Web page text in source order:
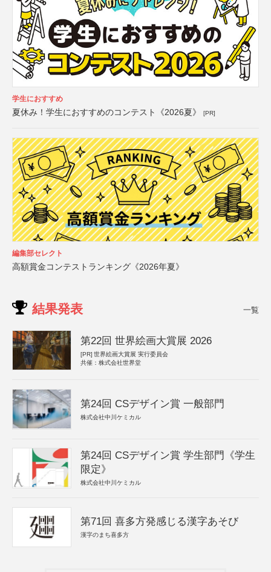
学生におすすめ
夏休み！学生におすすめのコンテスト《2026夏》 [PR]
編集部セレクト
高額賞金コンテストランキング《2026年夏》
結果発表 一覧
第22回 世界絵画大賞展 2026
[PR] 世界絵画大賞展 実行委員会
共催：株式会社世界堂
第24回 CSデザイン賞 一般部門
株式会社中川ケミカル
第24回 CSデザイン賞 学生部門《学生
限定》
株式会社中川ケミカル
第71回 喜多方発感じる漢字あそび
漢字のまち喜多方